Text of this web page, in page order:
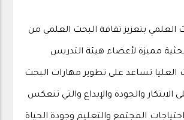
العلمي بتعزيز ثقافة البحث العلمي من
بحثية مميزة لأعضاء هيئة التدريس
العليا تساعد على تطوير مهارات البحث
الابتكار والجودة والإبداع والتي تنعكس
المجتمع والتعليم وجودة الحياة